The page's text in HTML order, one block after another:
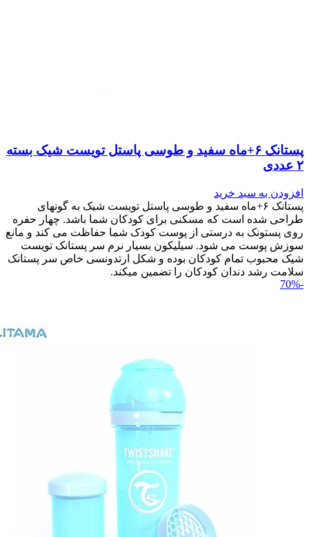
پستانک ۶+ماه سفید و طوسی پاستل تویست شیک بسته
۲ عددی
افزودن به سبد خرید
پستانک ۶+ماه سفید و طوسی پاستل تویست شیک به گونه‎ای
طراحی شده است که مسکنی برای کودکان شما باشد. چهار حفره
روی پستونک به درستی از پوست کودک شما حفاظت می کند و مانع
سوزش پوست می شود. سیلیکون بسیار نرم سر پستانک تویست
شیک محبوب تمام کودکان بوده و شکل ارتدونسی خاص سر پستانک
سلامت رشد دندان کودکان را تضمین می‎کند.
-70%